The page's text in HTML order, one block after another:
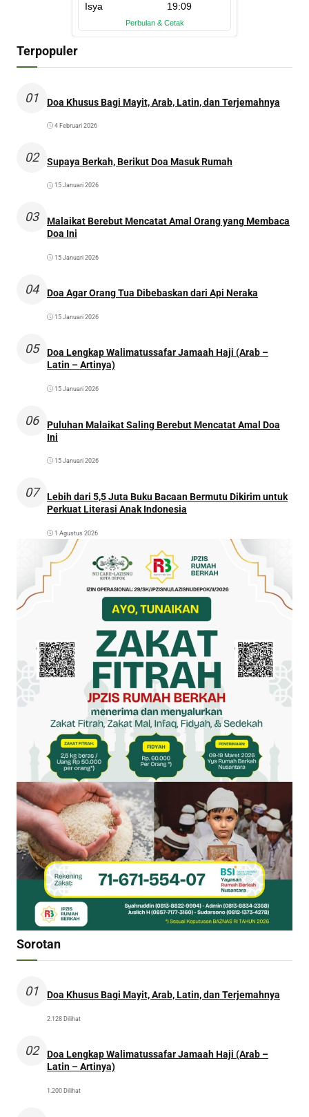
Terpopuler
01 Doa Khusus Bagi Mayit, Arab, Latin, dan Terjemahnya
4 Februari 2026
02 Supaya Berkah, Berikut Doa Masuk Rumah
15 Januari 2026
03
Malaikat Berebut Mencatat Amal Orang yang Membaca
Doa Ini
15 Januari 2026
04 Doa Agar Orang Tua Dibebaskan dari Api Neraka
15 Januari 2026
05
Doa Lengkap Walimatussafar Jamaah Haji (Arab –
Latin – Artinya)
15 Januari 2026
06
Puluhan Malaikat Saling Berebut Mencatat Amal Doa
Ini
15 Januari 2026
07
Lebih dari 5,5 Juta Buku Bacaan Bermutu Dikirim untuk
Perkuat Literasi Anak Indonesia
1 Agustus 2026
Sorotan
01 Doa Khusus Bagi Mayit, Arab, Latin, dan Terjemahnya
2.128 Dilihat
02
Doa Lengkap Walimatussafar Jamaah Haji (Arab –
Latin – Artinya)
1.200 Dilihat